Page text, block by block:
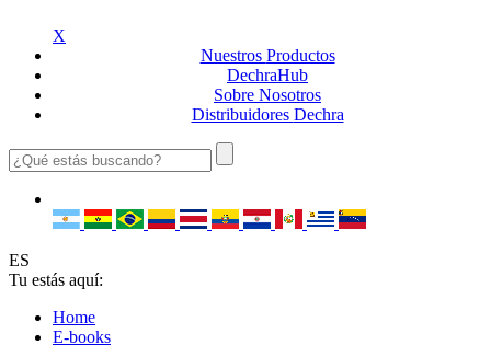
X
Nuestros Productos
DechraHub
Sobre Nosotros
Distribuidores Dechra
ES
Tu estás aquí:
Home
E-books